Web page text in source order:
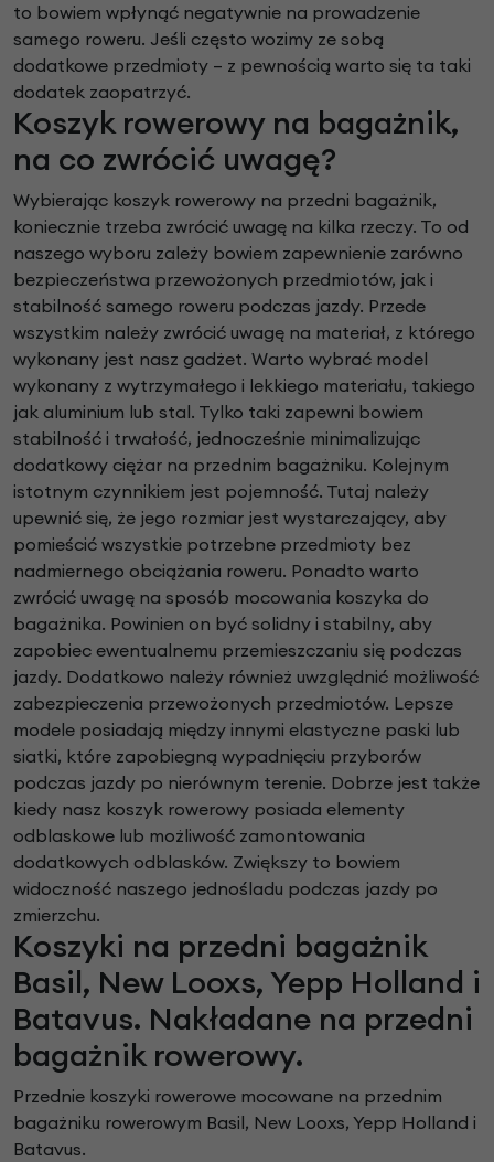
to bowiem wpłynąć negatywnie na prowadzenie
samego roweru. Jeśli często wozimy ze sobą
dodatkowe przedmioty – z pewnością warto się ta taki
dodatek zaopatrzyć.
Koszyk rowerowy na bagażnik,
na co zwrócić uwagę?
Wybierając koszyk rowerowy na przedni bagażnik,
koniecznie trzeba zwrócić uwagę na kilka rzeczy. To od
naszego wyboru zależy bowiem zapewnienie zarówno
bezpieczeństwa przewożonych przedmiotów, jak i
stabilność samego roweru podczas jazdy. Przede
wszystkim należy zwrócić uwagę na materiał, z którego
wykonany jest nasz gadżet. Warto wybrać model
wykonany z wytrzymałego i lekkiego materiału, takiego
jak aluminium lub stal. Tylko taki zapewni bowiem
stabilność i trwałość, jednocześnie minimalizując
dodatkowy ciężar na przednim bagażniku. Kolejnym
istotnym czynnikiem jest pojemność. Tutaj należy
upewnić się, że jego rozmiar jest wystarczający, aby
pomieścić wszystkie potrzebne przedmioty bez
nadmiernego obciążania roweru. Ponadto warto
zwrócić uwagę na sposób mocowania koszyka do
bagażnika. Powinien on być solidny i stabilny, aby
zapobiec ewentualnemu przemieszczaniu się podczas
jazdy. Dodatkowo należy również uwzględnić możliwość
zabezpieczenia przewożonych przedmiotów. Lepsze
modele posiadają między innymi elastyczne paski lub
siatki, które zapobiegną wypadnięciu przyborów
podczas jazdy po nierównym terenie. Dobrze jest także
kiedy nasz koszyk rowerowy posiada elementy
odblaskowe lub możliwość zamontowania
dodatkowych odblasków. Zwiększy to bowiem
widoczność naszego jednośladu podczas jazdy po
zmierzchu.
Koszyki na przedni bagażnik
Basil, New Looxs, Yepp Holland i
Batavus. Nakładane na przedni
bagażnik rowerowy.
Przednie koszyki rowerowe mocowane na przednim
bagażniku rowerowym Basil, New Looxs, Yepp Holland i
Batavus.